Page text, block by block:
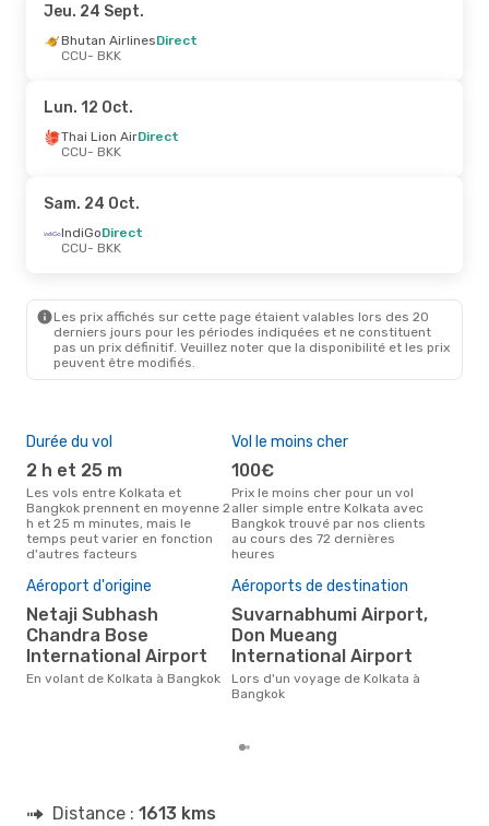
Lun. 12 Oct.- Jeu. 15 Oct.
BKK - CCU
Jeu. 24 Sept.
Bhutan AirlinesDirect
CCU- BKK
Lun. 12 Oct.
Thai Lion AirDirect
CCU- BKK
Sam. 24 Oct.
IndiGoDirect
CCU- BKK
Les prix affichés sur cette page étaient valables lors des 20
derniers jours pour les périodes indiquées et ne constituent
pas un prix définitif. Veuillez noter que la disponibilité et les prix
peuvent être modifiés.
Durée du vol
2 h et 25 m
Les vols entre Kolkata et
Bangkok prennent en moyenne 2
h et 25 m minutes, mais le
temps peut varier en fonction
d'autres facteurs
Vol le moins cher
100€
Prix le moins cher pour un vol
aller simple entre Kolkata avec
Bangkok trouvé par nos clients
au cours des 72 dernières
heures
Aéroport d'origine
Netaji Subhash
Chandra Bose
International Airport
En volant de Kolkata à Bangkok
Aéroports de destination
Suvarnabhumi Airport,
Don Mueang
International Airport
Lors d'un voyage de Kolkata à
Bangkok
Distance : 1613 kms